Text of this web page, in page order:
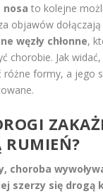
nosa to kolejne
objawów dołączają
węzły chłonne,
chorobie. Jak
różne formy, a jego
RUMIEŃ?
choroba
szerzy się drogą